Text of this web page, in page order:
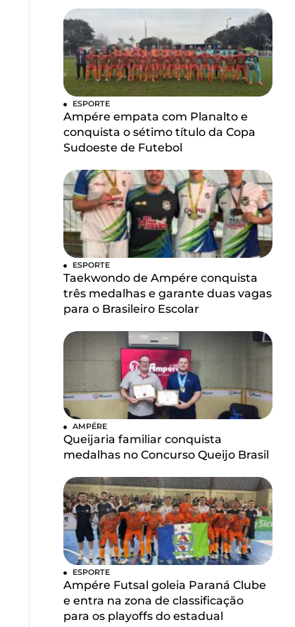
ESPORTE
Ampére empata com Planalto e
conquista o sétimo título da Copa
Sudoeste de Futebol
ESPORTE
Taekwondo de Ampére conquista
três medalhas e garante duas vagas
para o Brasileiro Escolar
AMPÉRE
Queijaria familiar conquista
medalhas no Concurso Queijo Brasil
ESPORTE
Ampére Futsal goleia Paraná Clube
e entra na zona de classificação
para os playoffs do estadual